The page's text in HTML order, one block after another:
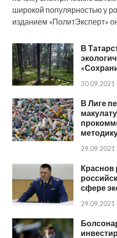
широкой популярностью у
изданием «ПолитЭксперт»
В
30.09.2021
В Лиге
29.09.2021
Краснов
сфере
29.09.2021